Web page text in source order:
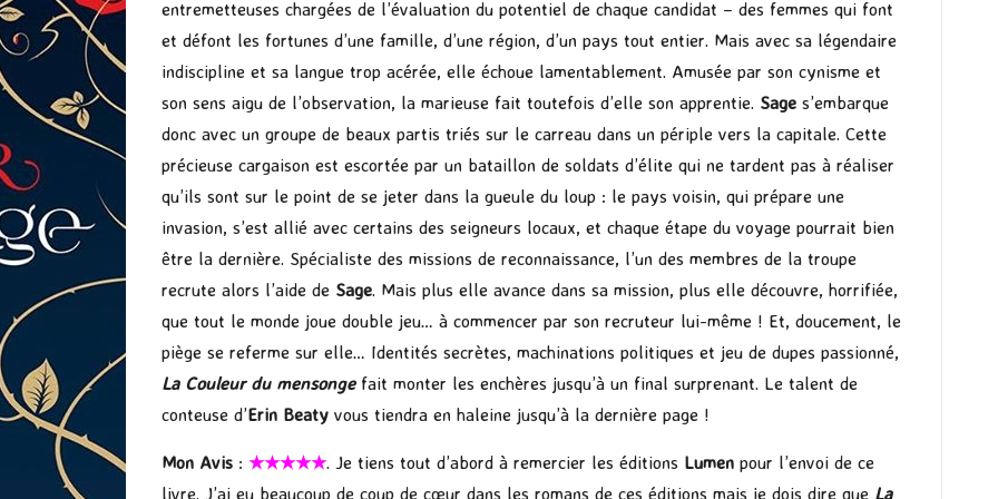
entremetteuses chargées de l’évaluation du potentiel de chaque candidat – des femmes qui font
et défont les fortunes d’une famille, d’une région, d’un pays tout entier. Mais avec sa légendaire
indiscipline et sa langue trop acérée, elle échoue lamentablement. Amusée par son cynisme et
son sens aigu de l’observation, la marieuse fait toutefois d’elle son apprentie. Sage s’embarque
donc avec un groupe de beaux partis triés sur le carreau dans un périple vers la capitale. Cette
précieuse cargaison est escortée par un bataillon de soldats d’élite qui ne tardent pas à réaliser
qu’ils sont sur le point de se jeter dans la gueule du loup : le pays voisin, qui prépare une
invasion, s’est allié avec certains des seigneurs locaux, et chaque étape du voyage pourrait bien
être la dernière. Spécialiste des missions de reconnaissance, l’un des membres de la troupe
recrute alors l’aide de Sage. Mais plus elle avance dans sa mission, plus elle découvre, horrifiée,
que tout le monde joue double jeu… à commencer par son recruteur lui-même ! Et, doucement, le
piège se referme sur elle… Identités secrètes, machinations politiques et jeu de dupes passionné,
La Couleur du mensonge fait monter les enchères jusqu’à un final surprenant. Le talent de
conteuse d’Erin Beaty vous tiendra en haleine jusqu’à la dernière page !
Mon Avis : ★★★★★. Je tiens tout d’abord à remercier les éditions Lumen pour l’envoi de ce
livre. J’ai eu beaucoup de coup de cœur dans les romans de ces éditions mais je dois dire que La